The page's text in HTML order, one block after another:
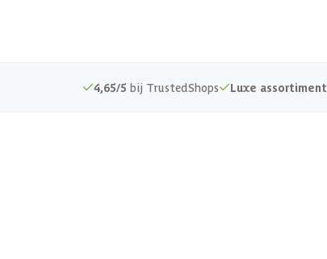
4,65/5 bij TrustedShops Luxe assortiment